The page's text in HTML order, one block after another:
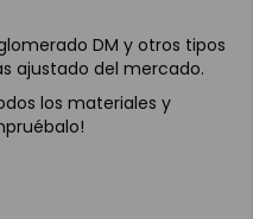
DM y otros tipos
ajustado del mercado.
los materiales y